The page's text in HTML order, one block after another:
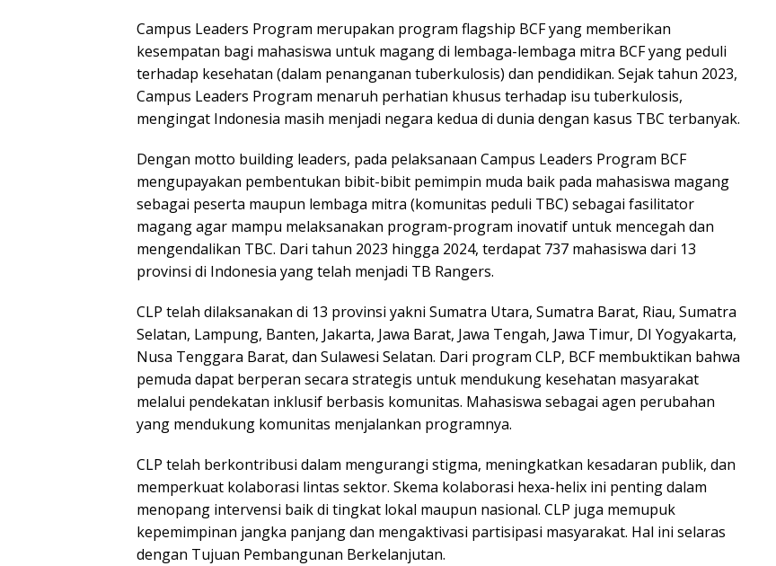
Campus Leaders Program merupakan program flagship BCF yang memberikan
kesempatan bagi mahasiswa untuk magang di lembaga-lembaga mitra BCF yang peduli
terhadap kesehatan (dalam penanganan tuberkulosis) dan pendidikan. Sejak tahun 2023,
Campus Leaders Program menaruh perhatian khusus terhadap isu tuberkulosis,
mengingat Indonesia masih menjadi negara kedua di dunia dengan kasus TBC terbanyak.
Dengan motto building leaders, pada pelaksanaan Campus Leaders Program BCF
mengupayakan pembentukan bibit-bibit pemimpin muda baik pada mahasiswa magang
sebagai peserta maupun lembaga mitra (komunitas peduli TBC) sebagai fasilitator
magang agar mampu melaksanakan program-program inovatif untuk mencegah dan
mengendalikan TBC. Dari tahun 2023 hingga 2024, terdapat 737 mahasiswa dari 13
provinsi di Indonesia yang telah menjadi TB Rangers.
CLP telah dilaksanakan di 13 provinsi yakni Sumatra Utara, Sumatra Barat, Riau, Sumatra
Selatan, Lampung, Banten, Jakarta, Jawa Barat, Jawa Tengah, Jawa Timur, DI Yogyakarta,
Nusa Tenggara Barat, dan Sulawesi Selatan. Dari program CLP, BCF membuktikan bahwa
pemuda dapat berperan secara strategis untuk mendukung kesehatan masyarakat
melalui pendekatan inklusif berbasis komunitas. Mahasiswa sebagai agen perubahan
yang mendukung komunitas menjalankan programnya.
CLP telah berkontribusi dalam mengurangi stigma, meningkatkan kesadaran publik, dan
memperkuat kolaborasi lintas sektor. Skema kolaborasi hexa-helix ini penting dalam
menopang intervensi baik di tingkat lokal maupun nasional. CLP juga memupuk
kepemimpinan jangka panjang dan mengaktivasi partisipasi masyarakat. Hal ini selaras
dengan Tujuan Pembangunan Berkelanjutan.